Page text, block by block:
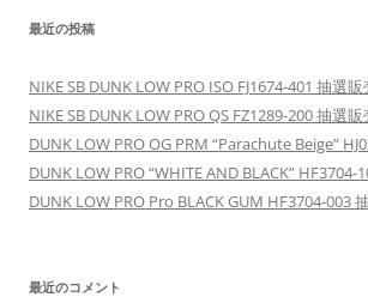
最近の投稿
NIKE SB DUNK LOW PRO ISO FJ1674-401 抽選販
NIKE SB DUNK LOW PRO QS FZ1289-200 抽選販
DUNK LOW PRO OG PRM “Parachute Beige”
DUNK LOW PRO “WHITE AND BLACK” HF3704-
DUNK LOW PRO Pro BLACK GUM HF3704-003
最近のコメント